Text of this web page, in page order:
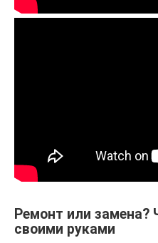
Ремонт или
своими руками